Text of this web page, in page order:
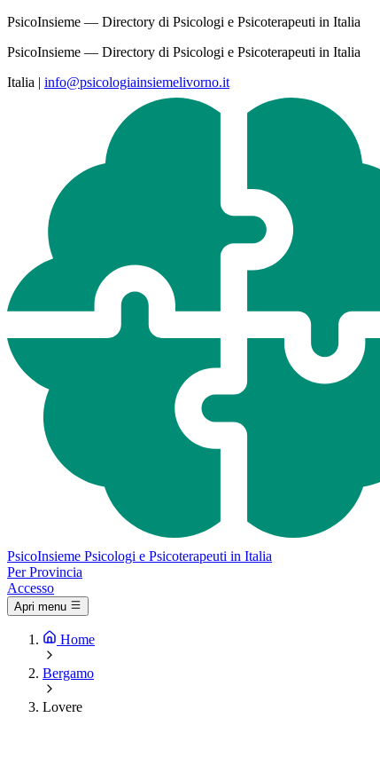
PsicoInsieme — Directory di Psicologi e Psicoterapeuti in Italia
PsicoInsieme — Directory di Psicologi e Psicoterapeuti in Italia
Italia | info@psicologiainsiemelivorno.it
PsicoInsieme Psicologi e Psicoterapeuti in Italia
Per Provincia
Accesso
Apri menu
Home
Bergamo
Lovere